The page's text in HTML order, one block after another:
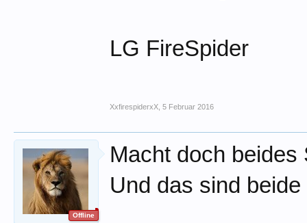
LG FireSpider
XxfirespiderxX 5 Februar 2016
Offline
Macht doch
Und das sind